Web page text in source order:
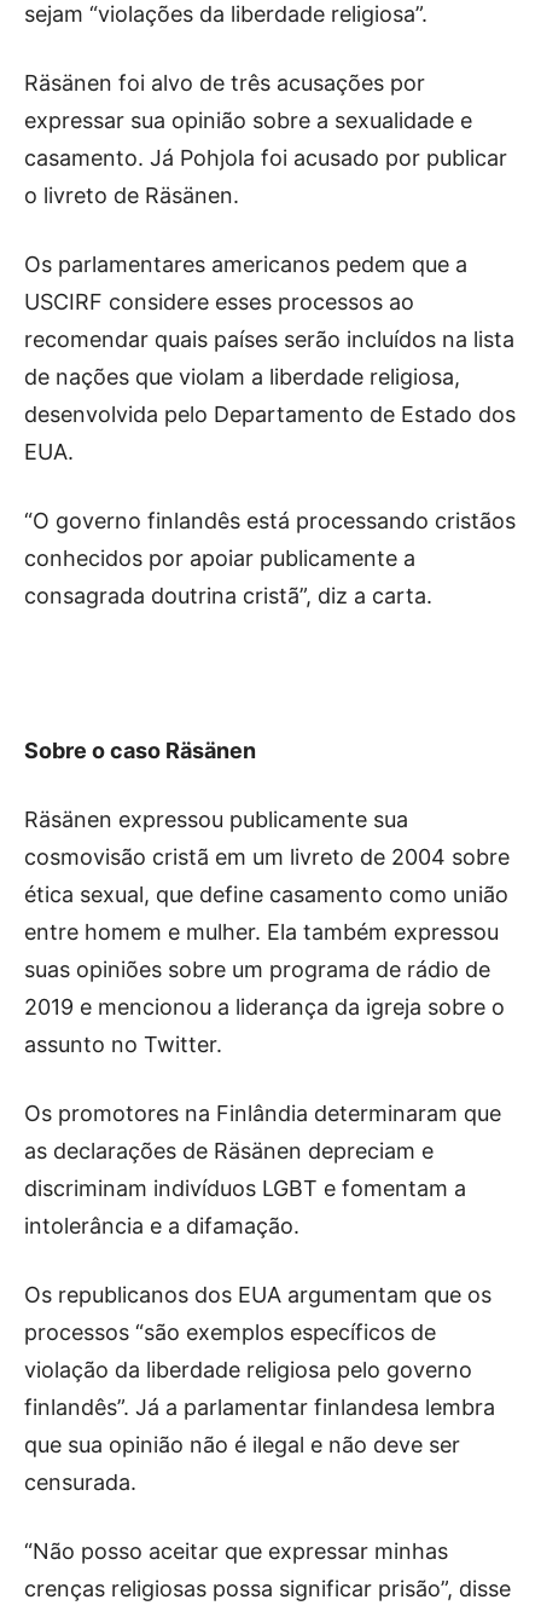
sejam “violações da liberdade religiosa”.
Räsänen foi alvo de três acusações por
expressar sua opinião sobre a sexualidade e
casamento. Já Pohjola foi acusado por publicar
o livreto de Räsänen.
Os parlamentares americanos pedem que a
USCIRF considere esses processos ao
recomendar quais países serão incluídos na lista
de nações que violam a liberdade religiosa,
desenvolvida pelo Departamento de Estado dos
EUA.
“O governo finlandês está processando cristãos
conhecidos por apoiar publicamente a
consagrada doutrina cristã”, diz a carta.
Sobre o caso Räsänen
Räsänen expressou publicamente sua
cosmovisão cristã em um livreto de 2004 sobre
ética sexual, que define casamento como união
entre homem e mulher. Ela também expressou
suas opiniões sobre um programa de rádio de
2019 e mencionou a liderança da igreja sobre o
assunto no Twitter.
Os promotores na Finlândia determinaram que
as declarações de Räsänen depreciam e
discriminam indivíduos LGBT e fomentam a
intolerância e a difamação.
Os republicanos dos EUA argumentam que os
processos “são exemplos específicos de
violação da liberdade religiosa pelo governo
finlandês”. Já a parlamentar finlandesa lembra
que sua opinião não é ilegal e não deve ser
censurada.
“Não posso aceitar que expressar minhas
crenças religiosas possa significar prisão”, disse